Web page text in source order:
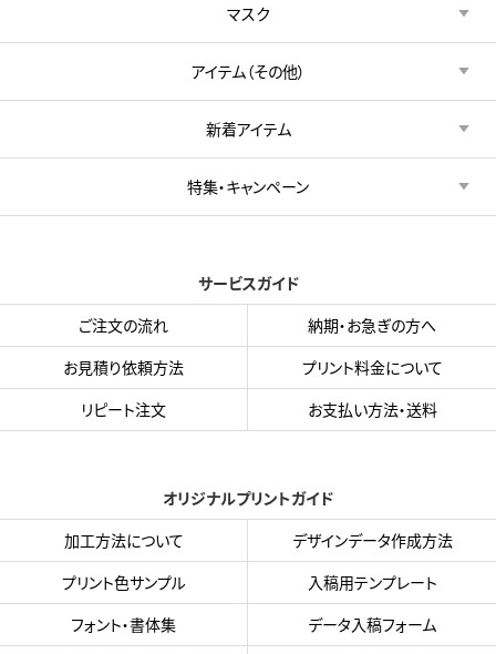
マスク
アイテム（その他）
新着アイテム
特集・キャンペーン
サービスガイド
ご注文の流れ
納期・お急ぎの方へ
お見積り依頼方法
プリント料金について
リピート注文
お支払い方法・送料
オリジナルプリントガイド
加工方法について
デザインデータ作成方法
プリント色サンプル
入稿用テンプレート
フォント・書体集
データ入稿フォーム